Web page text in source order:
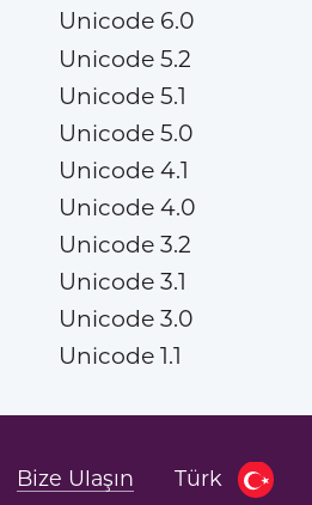
Unicode 6.0
Unicode 5.2
Unicode 5.1
Unicode 5.0
Unicode 4.1
Unicode 4.0
Unicode 3.2
Unicode 3.1
Unicode 3.0
Unicode 1.1
Türk
Bize Ulaşın